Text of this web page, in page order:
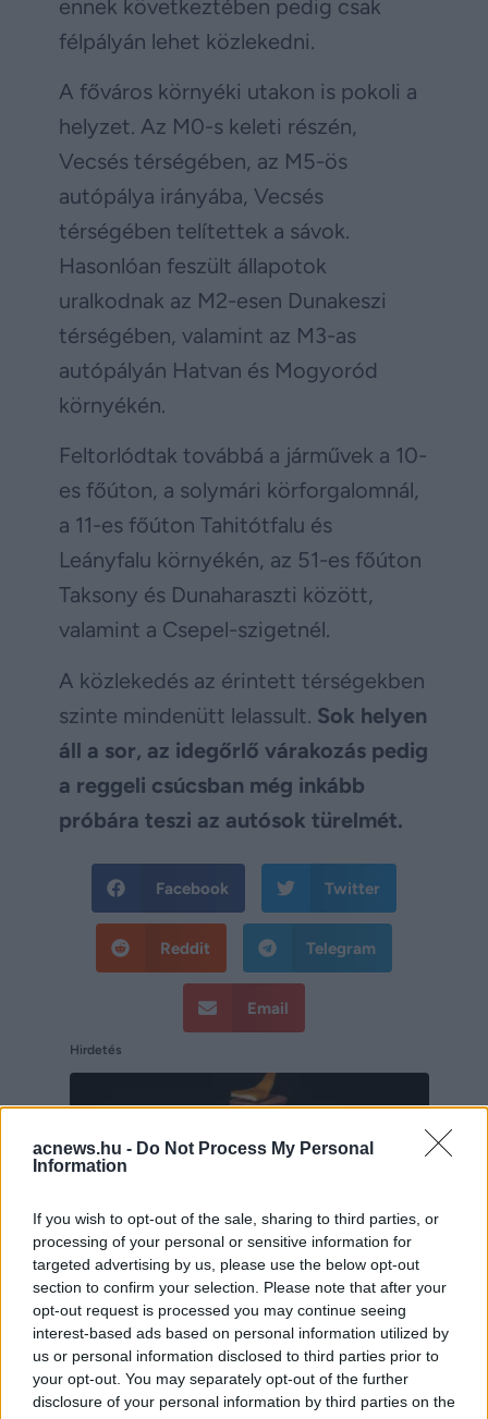
acnews.hu - Do Not Process My Personal
Information
If you wish to opt-out of the sale, sharing to third parties, or
processing of your personal or sensitive information for
targeted advertising by us, please use the below opt-out
section to confirm your selection. Please note that after your
opt-out request is processed you may continue seeing
interest-based ads based on personal information utilized by
us or personal information disclosed to third parties prior to
your opt-out. You may separately opt-out of the further
disclosure of your personal information by third parties on the
ennek következtében pedig csak
félpályán lehet közlekedni.
A főváros környéki utakon is pokoli a
helyzet. Az M0-s keleti részén,
Vecsés térségében, az M5-ös
autópálya irányába, Vecsés
térségében telítettek a sávok.
Hasonlóan feszült állapotok
uralkodnak az M2-esen Dunakeszi
térségében, valamint az M3-as
autópályán Hatvan és Mogyoród
környékén.
Feltorlódtak továbbá a járművek a 10-
es főúton, a solymári körforgalomnál,
a 11-es főúton Tahitótfalu és
Leányfalu környékén, az 51-es főúton
Taksony és Dunaharaszti között,
valamint a Csepel-szigetnél.
A közlekedés az érintett térségekben
szinte mindenütt lelassult. Sok helyen
áll a sor, az idegőrlő várakozás pedig
a reggeli csúcsban még inkább
próbára teszi az autósok türelmét.
Facebook Twitter
Reddit Telegram
Email
Hirdetés
Hirdetés